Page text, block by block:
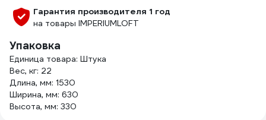
Гарантия производителя 1 год
на товары IMPERIUMLOFT
Упаковка
Единица товара: Штука
Вес, кг: 22
Длина, мм: 1530
Ширина, мм: 630
Высота, мм: 330